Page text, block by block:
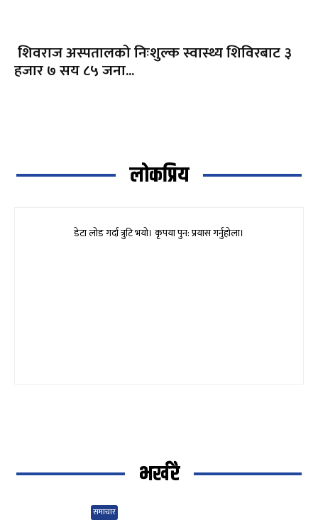
शिवराज अस्पतालको निःशुल्क स्वास्थ्य शिविरबाट ३
हजार ७ सय ८५ जना...
लोकप्रिय
डेटा लोड गर्दा त्रुटि भयो। कृपया पुन: प्रयास गर्नुहोला।
भर्खरै
समाचार